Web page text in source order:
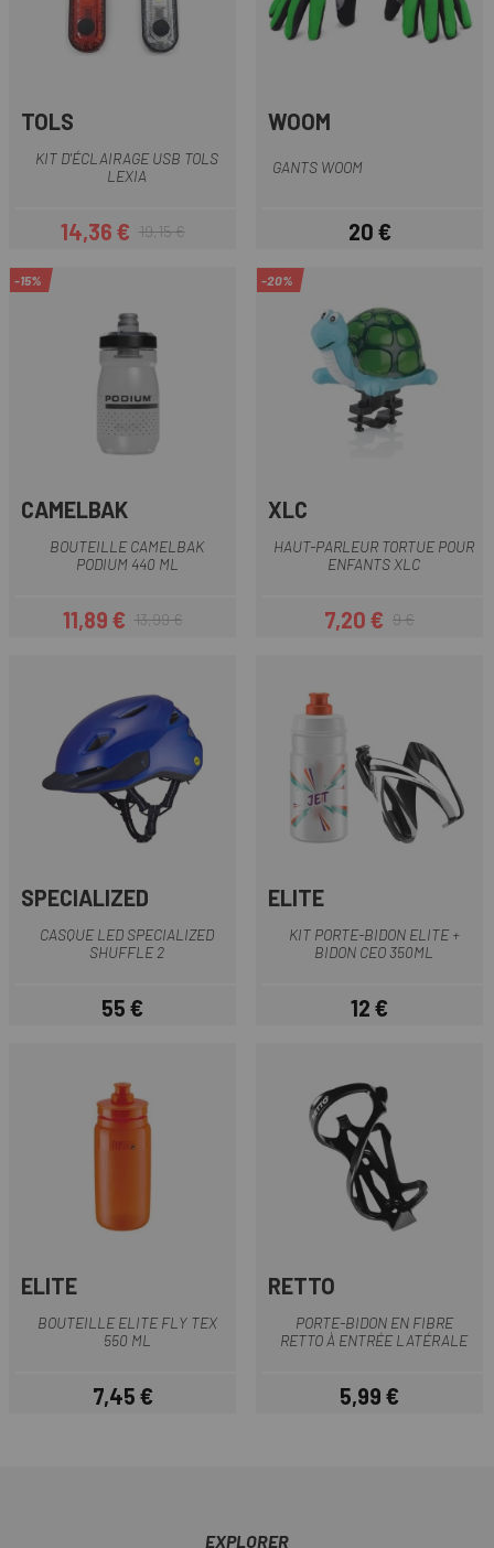
TOLS
KIT D'ÉCLAIRAGE USB TOLS
LEXIA
Prix
14,36 €Prix habituel
19,15 €
WOOM
GANTS WOOM
Prix
20 €
-15%
CAMELBAK
BOUTEILLE CAMELBAK
PODIUM 440 ML
Prix
11,89 €Prix habituel
13,99 €
-20%
XLC
HAUT-PARLEUR TORTUE POUR
ENFANTS XLC
Prix
7,20 €Prix habituel
9 €
SPECIALIZED
CASQUE LED SPECIALIZED
SHUFFLE 2
Prix
55 €
ELITE
KIT PORTE-BIDON ELITE +
BIDON CEO 350ML
Prix
12 €
ELITE
BOUTEILLE ELITE FLY TEX
550 ML
Prix
7,45 €
RETTO
PORTE-BIDON EN FIBRE
RETTO À ENTRÉE LATÉRALE
Prix
5,99 €
EXPLORER